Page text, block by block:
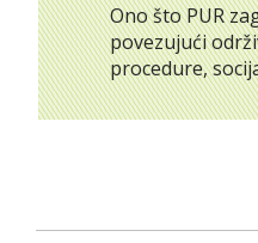
Ono što PUR
povezujući
procedure,